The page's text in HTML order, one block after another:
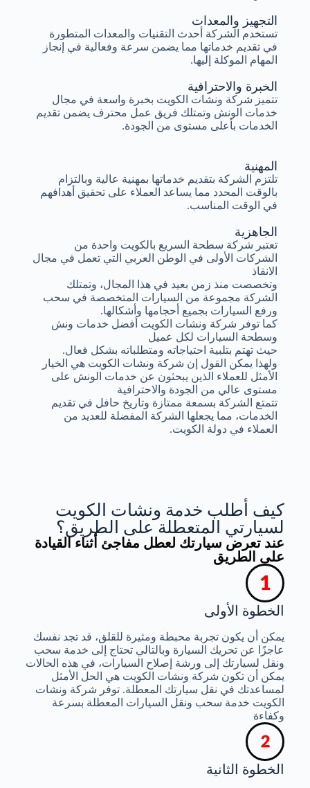
الخبرة والاحترافية
تتميز شركة ونشات الكويت بخبرة واسعة في مجال
خدمات الونش وتمتلك فريق عمل محترف يضمن تقديم
الخدمات بأعلى مستوى من الجودة.
التجهيز والمعدات
تستخدم الشركة أحدث التقنيات والمعدات المتطورة
في تقديم خدماتها مما يضمن سرعة وفعالية في إنجاز
المهام الموكلة إليها.
المهنية
تلتزم الشركة بتقديم خدماتها بمهنية عالية وبالتزام
بالوقت المحدد مما يساعد العملاء على تحقيق أهدافهم
في الوقت المناسب.
الجاهزية
تعتبر شركة سطحة السريع بالكويت واحدة من
الشركات الأولى في الوطن العربي التي تعمل في مجال
الانقاذ
وتخصصت منذ زمن بعيد في هذا المجال، وتمتلك
الشركة مجموعة من السيارات المتخصصة في سحب
ورفع السيارات بجميع أحجامها وأشكالها.
كما توفر شركة ونشات الكويت أفضل خدمات ونش
وسطحة السيارات لكل عميل
حيث تهتم بتلبية احتياجاته ومتطلباته بشكل فعال.
ولهذا يمكن القول إن شركة ونشات الكويت هي الخيار
الأمثل للعملاء الذين يبحثون عن خدمات الونش على
مستوى عالي من الجودة والاحترافية
تتمتع الشركة بسمعة ممتازة وتاريخ حافل في تقديم
الخدمات، مما يجعلها الشركة المفضلة للعديد من
العملاء في دولة الكويت.
كيف أطلب خدمة ونشات الكويت
لسيارتي المتعطلة على الطريق؟
عند تعرض سيارتك لعطل مفاجئ أثناء القيادة
على الطريق
الخطوة الأولى
يمكن أن يكون تجربة محبطة ومثيرة للقلق، قد تجد نفسك
عاجزًا عن تحريك السيارة وبالتالي تحتاج إلى خدمة سحب
ونقل لسيارتك إلى ورشة إصلاح السيارات، في هذه الحالات
يمكن أن تكون شركة ونشات الكويت هي الحل الأمثل
لمساعدتك في نقل سيارتك المعطلة. توفر شركة ونشات
الكويت خدمة سحب ونقل السيارات المعطلة بسرعة
وكفاءة
الخطوة الثانية